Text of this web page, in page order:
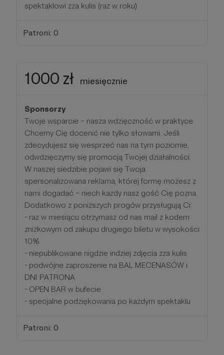
spektaklowi zza kulis (raz w roku)
Patroni: 0
1000 zł miesięcznie
Sponsorzy
Twoje wsparcie – nasza wdzięczność w praktyce.
Chcemy Cię docenić nie tylko słowami. Jeśli
zdecydujesz się wesprzeć nas na tym poziomie,
odwdzięczymy się promocją Twojej działalności.
W naszej siedzibie pojawi się Twoja
spersonalizowana reklama, której formę możesz z
nami dogadać – niech każdy nasz gość Cię pozna.
Dodatkowo z poniższych progów przysługują Ci:
- raz w miesiącu otrzymasz od nas mail z kodem
zniżkowym od zakupu drugiego biletu w wysokości
10%
- niepublikowane nigdzie indziej zdjęcia zza kulis
- podwójne zaproszenie na BAL MECENASÓW i
DNI PATRONA
- OPEN BAR w bufecie
- specjalne podziękowania po każdym spektaklu
Patroni: 0